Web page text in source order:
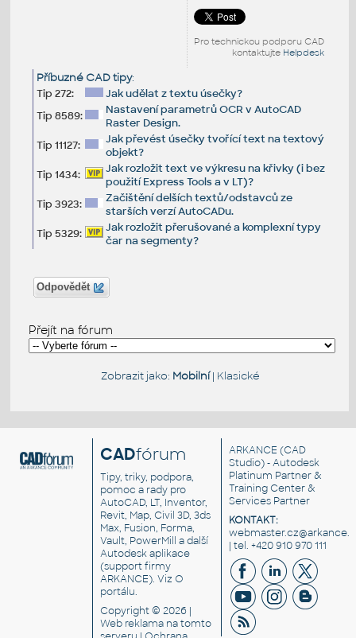
Pro technickou podporu CAD
kontaktujte Helpdesk
Příbuzné CAD tipy:
Tip 272:
Jak udělat z textu úsečky?
Tip 8589:
Nastavení parametrů OCR v AutoCAD
Raster Design.
Tip 11127:
Jak převést úsečky tvořící text na textový
objekt?
Tip 1434:
Jak rozložit text ve výkresu na křivky (i bez
použití Express Tools a v LT)?
Tip 3923:
Začištění delších textů/odstavců ze
starších verzí AutoCADu.
Tip 5329:
Jak rozložit přerušované a komplexní typy
čar na segmenty?
Odpovědět
Přejít na fórum
Zobrazit jako: Mobilní| Klasické
CADfórum
Tipy, triky, podpora,
pomoc a rady pro
AutoCAD, LT, Inventor,
Revit, Map, Civil 3D, 3ds
Max, Fusion, Forma,
Vault, PowerMill a další
Autodesk aplikace
(support firmy
ARKANCE). VizO
portálu.
Copyright © 2026 |
Web reklama na tomto
ARKANCE (CAD
Studio) - Autodesk
Platinum Partner &
Training Center &
Services Partner
KONTAKT:
| tel. +420 910 970 111